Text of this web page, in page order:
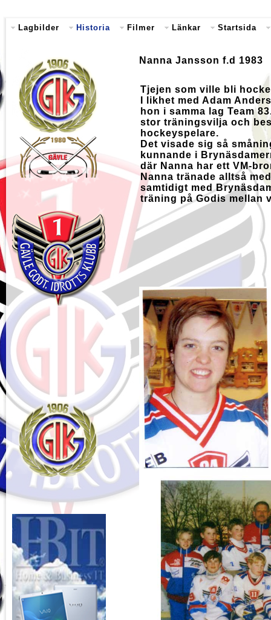
Lagbilder Historia Filmer Länkar Startsida
Nanna Jansson f.d 1983
Tjejen som ville bli
I likhet med Adam
hon i samma lag Team
stor träningsvilja och
hockeyspelare.
Det visade sig så
kunnande i
där Nanna har ett VM-
Nanna tränade alltså
samtidigt med
träning på Godis mellan